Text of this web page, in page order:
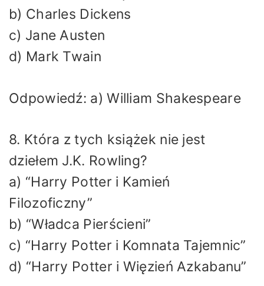
b) Charles Dickens
c) Jane Austen
d) Mark Twain
Odpowiedź: a) William Shakespeare
8. Która z tych książek nie jest
dziełem J.K. Rowling?
a) “Harry Potter i Kamień
Filozoficzny”
b) “Władca Pierścieni”
c) “Harry Potter i Komnata Tajemnic”
d) “Harry Potter i Więzień Azkabanu”